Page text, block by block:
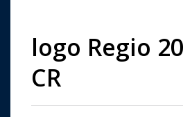
logo Regio
CR